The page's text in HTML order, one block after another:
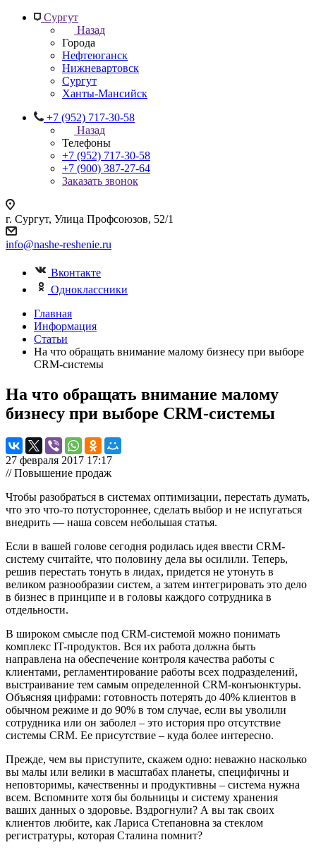
Сургут
Назад
Города
Нефтеюганск
Нижневартовск
Сургут
Ханты-Мансийск
+7 (952) 717-30-58
Назад
Телефоны
+7 (952) 717-30-58
+7 (900) 387-27-64
Заказать звонок
г. Сургут, Улица Профсоюзов, 52/1
info@nashe-reshenie.ru
Вконтакте
Одноклассники
Главная
Информация
Статьи
На что обращать внимание малому бизнесу при выборе
CRM-системы
На что обращать внимание малому
бизнесу при выборе CRM-системы
27 февраля 2017 17:17
// Повышение продаж
Чтобы разобраться в системах оптимизации, перестать думать,
что это что-то потустороннее, сделать выбор и не испугаться
внедрить — наша совсем небольшая статья.
Если в вашей голове сегодня родилась идея ввести CRM-
систему считайте, что половину дела вы осилили. Теперь,
решив перестать тонуть в лидах, придется не утонуть в
великом разнообразии систем, а затем интегрировать это дело
в бизнес в принципе и в головы каждого сотрудника в
отдельности.
В широком смысле под CRM-системой можно понимать
комплекс IT-продуктов. Вся их работа должна быть
направлена на обеспечение контроля качества работы с
клиентами, регламентирование работы всех подразделений,
выстраивание тем самым определенной CRM-конъюнктуры.
Объясняя цифрами: готовность потерять до 40% клиентов в
обычном режиме и до 90% в том случае, если вы уволили
сотрудника или он заболел – это история про отсутствие
системы CRM. Ее присутствие – куда более интересно.
Прежде, чем вы приступите, скажем одно: неважно насколько
вы малы или велики в масштабах планеты, специфичны и
неповторимы, качественны и продуктивны – система нужна
всем. Вспомните хотя бы больницы и систему хранения
ваших данных о здоровье. Вздрогнули? А вы так своих
клиентов любите, как Лариса Степановна за стеклом
регистратуры, которая Сталина помнит?